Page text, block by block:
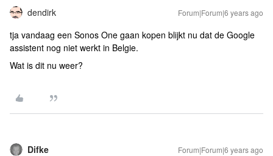
dendirk Forum|Forum|6 years ago
tja vandaag een Sonos One gaan kopen blijkt nu dat de Google
assistent nog niet werkt in Belgie.
Wat is dit nu weer?
Difke Forum|Forum|6 years ago